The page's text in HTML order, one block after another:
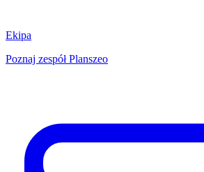
Ekipa
Poznaj zespół Planszeo